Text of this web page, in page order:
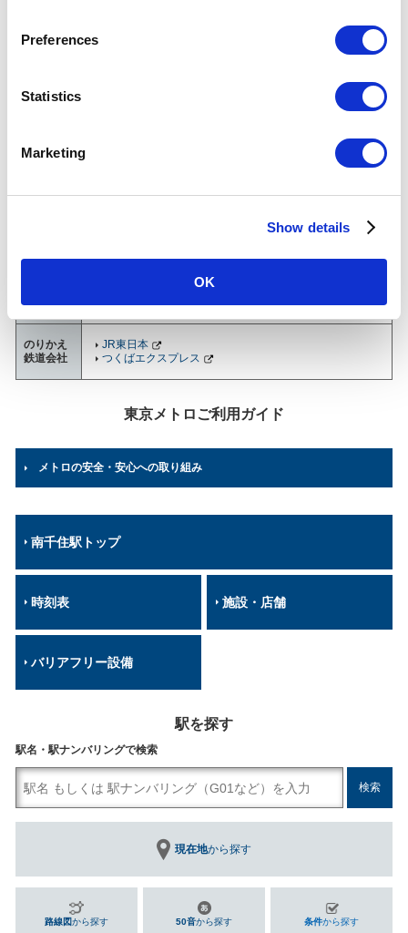
Preferences
Statistics
Marketing
Show details
OK
乗降人員
他鉄道との直結連絡駅及び共用している駅の乗降人員は
東京都荒川区南千住4-3-1
03-3807-2922（駅事務室）
のりかえ
鉄道会社
JR東日本
つくばエクスプレス
東京メトロご利用ガイド
メトロの安全・安心への取り組み
南千住駅トップ
時刻表 施設・店舗
バリアフリー設備
駅を探す
駅名・駅ナンバリングで検索
路線図から探す 50音から探す 条件から探す
現在地から探す